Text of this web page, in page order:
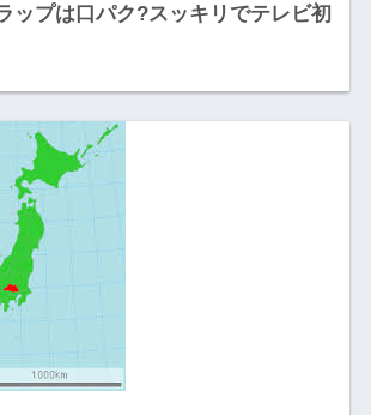
ップは口パク?スッキリでテレビ初